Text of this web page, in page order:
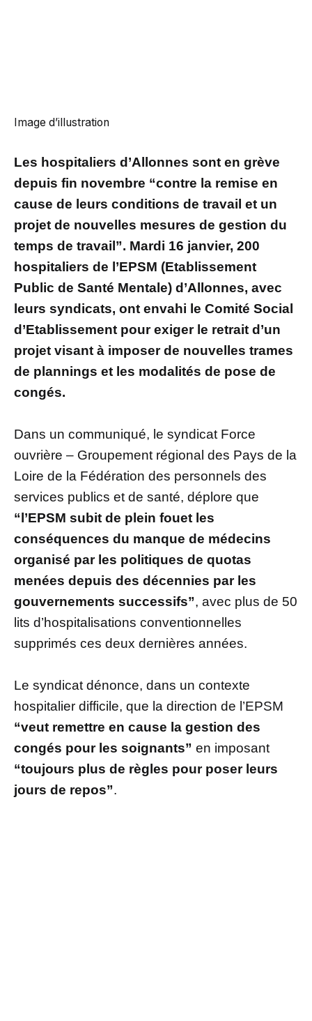
Image d’illustration
Les hospitaliers d’Allonnes sont en grève
depuis fin novembre “contre la remise en
cause de leurs conditions de travail et un
projet de nouvelles mesures de gestion du
temps de travail”. Mardi 16 janvier, 200
hospitaliers de l’EPSM (Etablissement
Public de Santé Mentale) d’Allonnes, avec
leurs syndicats, ont envahi le Comité Social
d’Etablissement pour exiger le retrait d’un
projet visant à imposer de nouvelles trames
de plannings et les modalités de pose de
congés.
Dans un communiqué, le syndicat Force
ouvrière – Groupement régional des Pays de la
Loire de la Fédération des personnels des
services publics et de santé, déplore que
“l’EPSM subit de plein fouet les
conséquences du manque de médecins
organisé par les politiques de quotas
menées depuis des décennies par les
gouvernements successifs”, avec plus de 50
lits d’hospitalisations conventionnelles
supprimés ces deux dernières années.
Le syndicat dénonce, dans un contexte
hospitalier difficile, que la direction de l’EPSM
“veut remettre en cause la gestion des
congés pour les soignants” en imposant
“toujours plus de règles pour poser leurs
jours de repos”.